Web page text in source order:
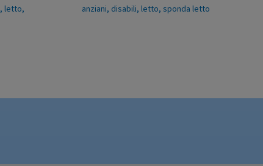
,letto,
anziani, disabili, letto, sponda letto